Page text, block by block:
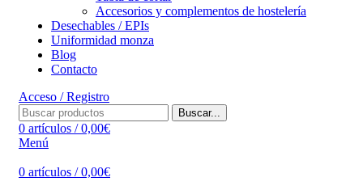
Accesorios y complementos de hostelería
Desechables / EPIs
Uniformidad monza
Blog
Contacto
Acceso / Registro
Buscar...
0 artículos / 0,00€
Menú
0 artículos / 0,00€